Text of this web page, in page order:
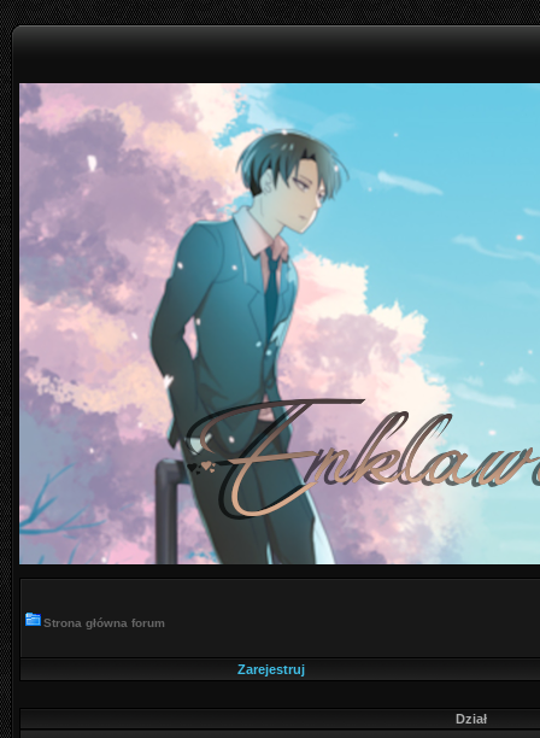
Strona główna forum
Zarejestruj
Dział